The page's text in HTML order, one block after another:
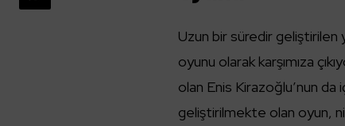
Uzun bir süredir geliştirilen
oyunu olarak karşımıza
olan Enis Kirazoğlu’nun
geliştirilmekte olan oyun,